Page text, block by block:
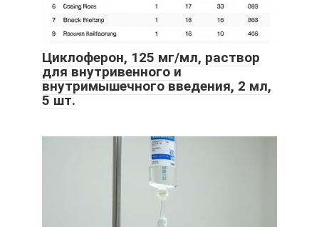
Циклоферон, 125 мг/мл, раствор
для внутривенного и
внутримышечного введения, 2 мл,
5 шт.